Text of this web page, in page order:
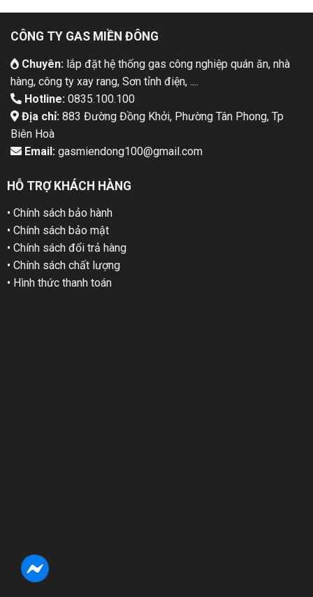
CÔNG TY GAS MIỀN ĐÔNG
Chuyên:lắp đặt hệ thống gas công nghiệp quán ăn, nhà
hàng, công ty xay rang, Sơn tỉnh điện, ....
Hotline: 0835.100.100
Địa chỉ:883 Đường Đồng Khởi, Phường Tân Phong, Tp
Biên Hoà
Email:gasmiendong100@gmail.com
HỖ TRỢ KHÁCH HÀNG
• Chính sách bảo hành
• Chính sách bảo mật
• Chính sách đổi trả hàng
• Chính sách chất lượng
• Hình thức thanh toán